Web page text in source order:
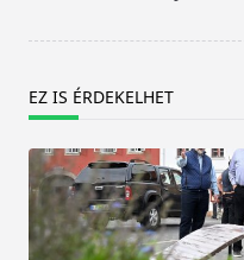
EZ IS ÉRDEKELHET